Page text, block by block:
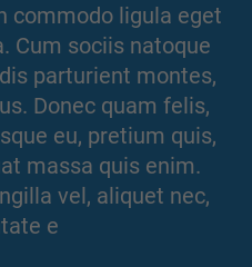
commodo ligula eget
Cum sociis natoque
parturient montes,
Donec quam felis,
eu, pretium quis,
massa quis enim.
vel, aliquet nec,
e